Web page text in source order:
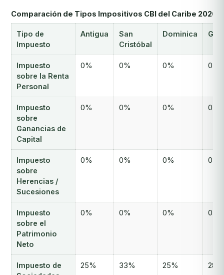
Comparación de Tipos Impositivos CBI del Caribe 2026
Tipo de
Impuesto
Antigua
San
Cristóbal
Dominica
Impuesto
sobre la Renta
Personal
0% 0% 0% 0%
Impuesto
sobre
Ganancias de
Capital
0% 0% 0% 0%
Impuesto
sobre
Herencias /
Sucesiones
0% 0% 0% 0%
Impuesto
sobre el
Patrimonio
Neto
0% 0% 0% 0%
Impuesto de
25% 33% 25% 28%